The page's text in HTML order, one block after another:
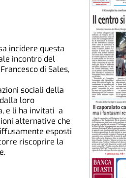
incidere questa
incontro del
di Sales,
sociali della
loro
e li ha invitati a
alternative che
esposti
riscoprire la